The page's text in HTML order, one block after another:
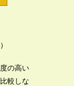
の高い
較しな